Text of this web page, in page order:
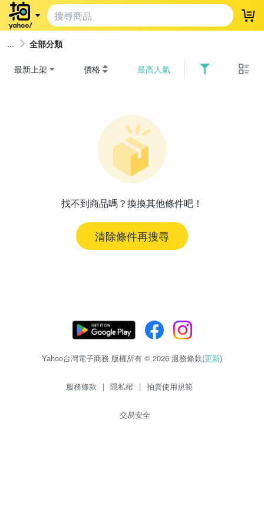
登
全部分類
最新上架 價格 最高人氣
找不到商品嗎？換換其他條件吧！
清除條件再搜尋
Yahoo台灣電子商務 版權所有 © 2026 服務條款(更新)
服務條款 | 隱私權 | 拍賣使用規範
交易安全